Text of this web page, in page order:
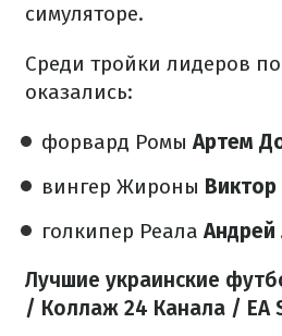
симуляторе.
Среди тройки лидеров
оказались:
форвард РомыАртем
вингер Жироны
голкипер РеалаАндрей
Лучшие украинские
/ Коллаж 24 Канала / EA